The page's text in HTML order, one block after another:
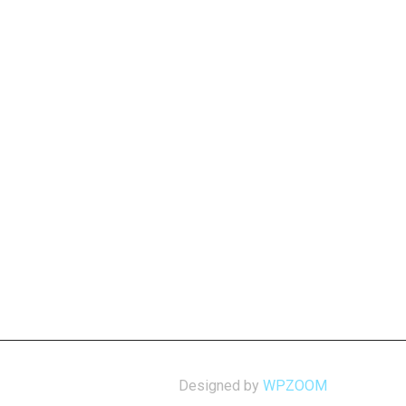
Designed by WPZOOM